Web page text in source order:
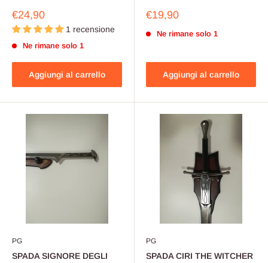
Prezzo
scontato
€24,90
1 recensione
Ne rimane solo 1
Aggiungi al carrello
Prezzo
€19,90
Ne rimane solo 1
Aggiungi al carrello
PG
SPADA SIGNORE DEGLI
PG
SPADA CIRI THE WITCHER